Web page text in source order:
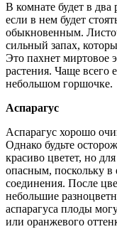
В комнате будет в
если в нем будет
обыкновенным.
сильный запах,
Это пахнет миртовое
растения. Чаще всего
небольшом горшочке.
Аспарагус
Аспарагус хорошо
Однако будьте
красиво цветет, но
опасным, поскольку в
соединения. После
небольшие
аспарагуса плоды
или оранжевого